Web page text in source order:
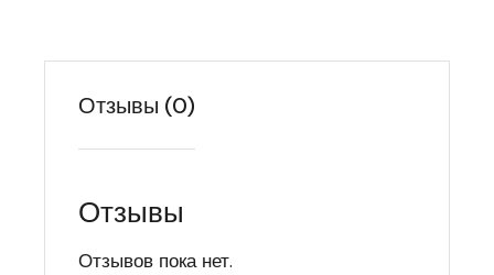
Отзывы (0)
Отзывы
Отзывов пока нет.